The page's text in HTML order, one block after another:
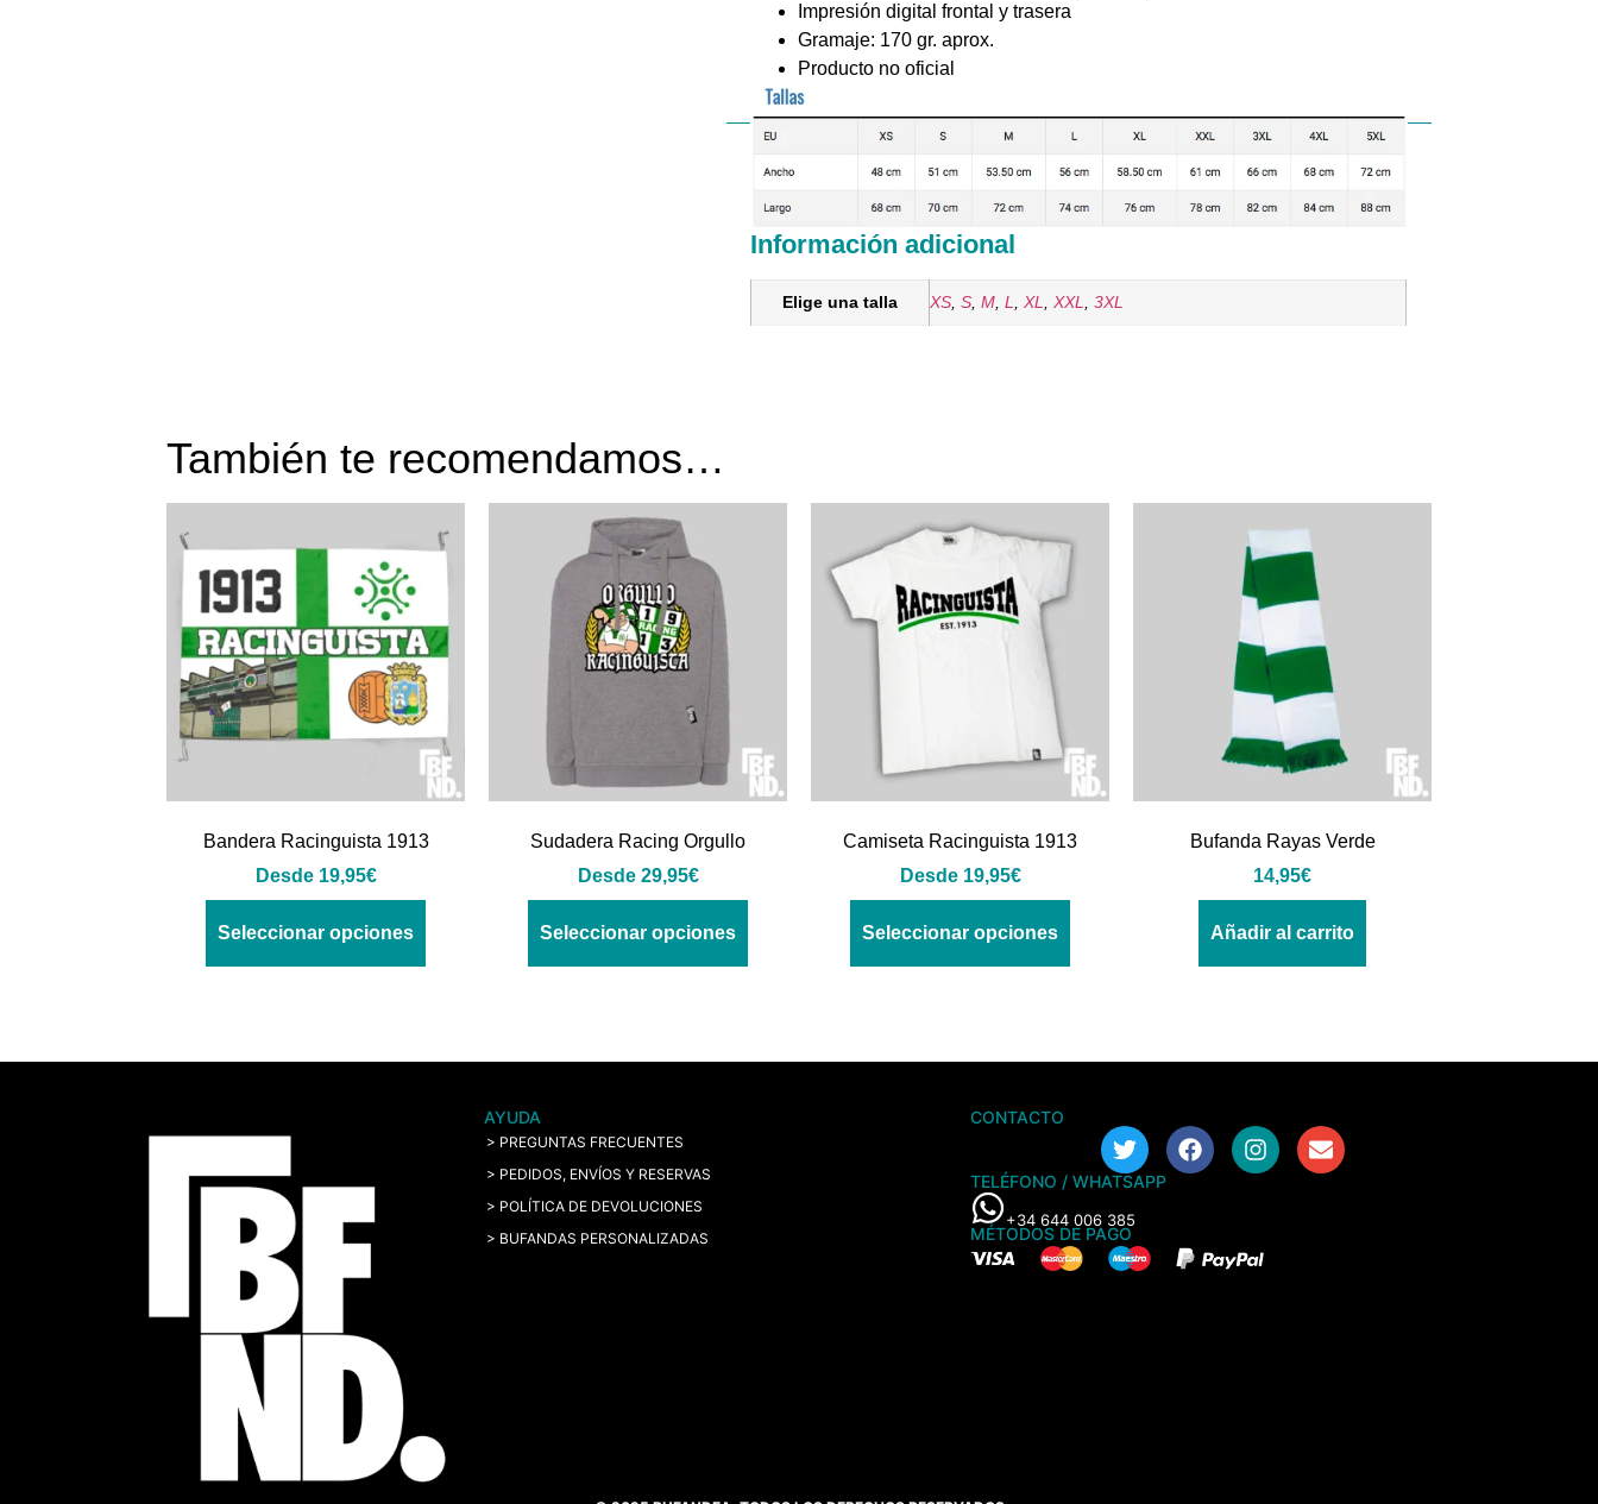
Impresión digital frontal y trasera
Gramaje: 170 gr. aprox.
Producto no oficial
Información adicional
Elige una talla XS ,S ,M ,L XL XXL ,3XL
También te recomendamos…
Bandera Racinguista 1913
Desde 19,95€
Seleccionar opciones
Sudadera Racing Orgullo
Desde 29,95€
Seleccionar opciones
Camiseta Racinguista 1913
Desde 19,95€
Seleccionar opciones
Bufanda Rayas Verde
14,95€
Añadir al carrito
AYUDA
> PREGUNTAS FRECUENTES
> PEDIDOS, ENVÍOS Y RESERVAS
> POLÍTICA DE DEVOLUCIONES
> BUFANDAS PERSONALIZADAS
CONTACTO
TELÉFONO / WHATSAPP
+34 644 006 385
MÉTODOS DE PAGO